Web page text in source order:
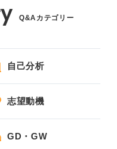
Q&Aカテゴリー
自己分析
志望動機
GD・GW